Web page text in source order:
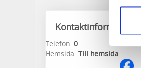
Kontaktinformation
Telefon: 0
Hemsida: Till hemsida